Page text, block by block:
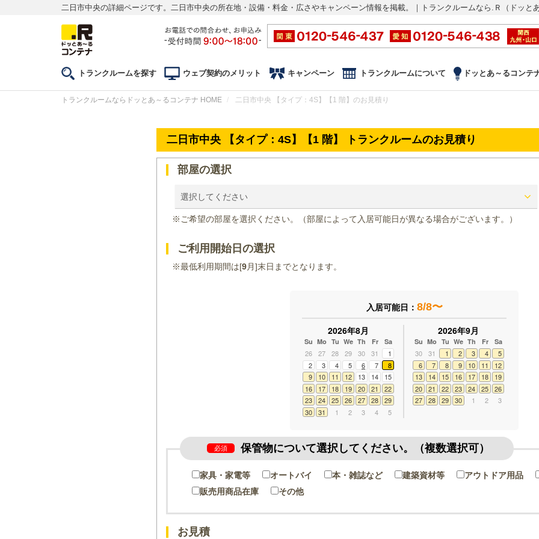
二日市中央の詳細ページです。二日市中央の所在地・設備・料金・広さやキャンペーン情報を掲載。｜トランクルームなら.Ｒ（ドッと
トランクルームを探す ウェブ契約のメリット キャンペーン トランクルームについて ドッとあ～るコンテ
トランクルームならドッとあ～るコンテナ HOME 二日市中央 【タイプ：4S】【1 階】のお見積り
二日市中央 【タイプ：4S】【1 階】 トランクルームのお見積り
部屋の選択
選択してください
※ご希望の部屋を選択ください。（部屋によって入居可能日が異なる場合がございます。）
ご利用開始日の選択
※最低利用期間は[9月]末日までとなります。
入居可能日： 8/8〜
2026年8月
Su Mo Tu We Th Fr Sa
26 27 28 29 30 31
1
2
3 4 5 6 7
8
9
10 11 12 13 14
15
16
17 18 19 20 21
22
23
24 25 26 27 28
29
30
31 1 2 3 4 5
2026年9月
Su Mo Tu We Th Fr Sa
30 31 1 2 3 4
5
6
7 8 9 10 11
12
13
14 15 16 17 18
19
20
21 22 23 24 25
26
27
28 29 30 1 2 3
必須 保管物について選択してください。（複数選択可）
家具・家電等 オートバイ 本・雑誌など 建築資材等 アウトドア用品
販売用商品在庫
その他
お見積